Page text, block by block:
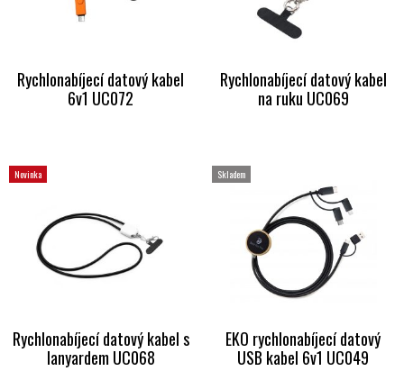
Rychlonabíjecí datový kabel
6v1 UC072
Rychlonabíjecí datový kabel
na ruku UC069
Novinka
Rychlonabíjecí datový kabel s
lanyardem UC068
Skladem
EKO rychlonabíjecí datový
USB kabel 6v1 UC049